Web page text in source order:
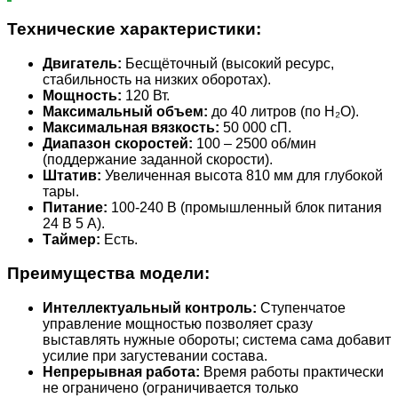
Технические характеристики:
Двигатель: Бесщёточный (высокий ресурс,
стабильность на низких оборотах).
Мощность: 120 Вт.
Максимальный объем: до 40 литров (по H₂O).
Максимальная вязкость: 50 000 сП.
Диапазон скоростей: 100 – 2500 об/мин
(поддержание заданной скорости).
Штатив: Увеличенная высота 810 мм для глубокой
тары.
Питание: 100-240 В (промышленный блок питания
24 В 5 А).
Таймер: Есть.
Преимущества модели:
Интеллектуальный контроль: Ступенчатое
управление мощностью позволяет сразу
выставлять нужные обороты; система сама добавит
усилие при загустевании состава.
Непрерывная работа: Время работы практически
не ограничено (ограничивается только